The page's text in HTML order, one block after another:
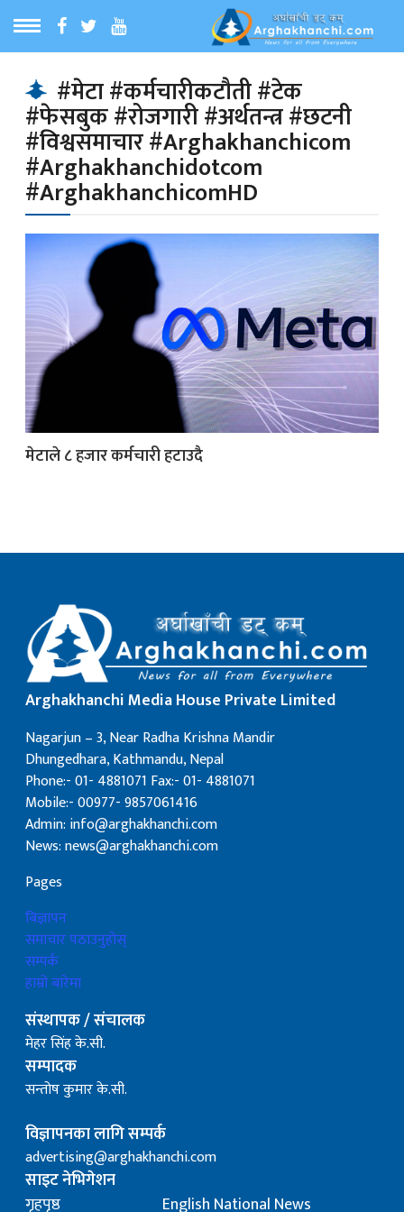
MENU
समाचार
समाचार
समाचार
#मेटा #कर्मचारीकटौती #टेक
#फेसबुक #रोजगारी #अर्थतन्त्र #छटनी
#विश्वसमाचार #Arghakhanchicom
#Arghakhanchidotcom
#ArghakhanchicomHD
मेटाले ८ हजार कर्मचारी हटाउदै
Arghakhanchi Media House Private Limited
Nagarjun – 3, Near Radha Krishna Mandir
Dhungedhara, Kathmandu, Nepal
Phone:- 01- 4881071 Fax:- 01- 4881071
Mobile:- 00977- 9857061416
Admin: info@arghakhanchi.com
News: news@arghakhanchi.com
Pages
बिज्ञापन
समाचार पठाउनुहोस्
सम्पर्क
हाम्रो बारेमा
संस्थापक / संचालक
मेहर सिंह के.सी.
सम्पादक
सन्तोष कुमार के.सी.
विज्ञापनका लागि सम्पर्क
advertising@arghakhanchi.com
साइट नेभिगेशन
गृहपृष्ठ
English National News